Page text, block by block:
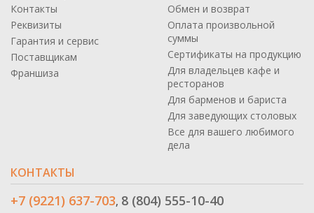
Контакты
Реквизиты
Гарантия и сервис
Поставщикам
Франшиза
Обмен и возврат
Оплата произвольной
суммы
Сертификаты на продукцию
Для владельцев кафе и
ресторанов
Для барменов и бариста
Для заведующих столовых
Все для вашего любимого
дела
КОНТАКТЫ
+7 (9221) 637-703, 8 (804) 555-10-40